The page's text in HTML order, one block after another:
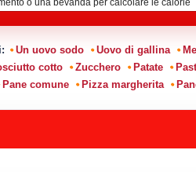
Un uovo sodo Uovo di gallina
cotto Zucchero Patate
Pane comune
Pizza margherita